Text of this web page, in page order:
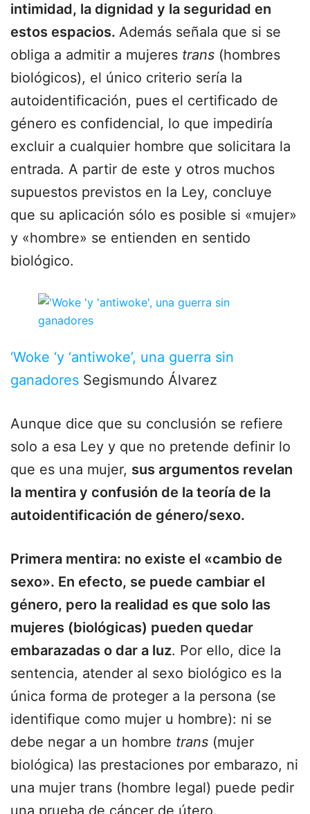
intimidad, la dignidad y la seguridad en
estos espacios. Además señala que si se
obliga a admitir a mujeres trans (hombres
biológicos), el único criterio sería la
autoidentificación, pues el certificado de
género es confidencial, lo que impediría
excluir a cualquier hombre que solicitara la
entrada. A partir de este y otros muchos
supuestos previstos en la Ley, concluye
que su aplicación sólo es posible si «mujer»
y «hombre» se entienden en sentido
biológico.
‘Woke ‘y ‘antiwoke’, una guerra sin
ganadores Segismundo Álvarez
Aunque dice que su conclusión se refiere
solo a esa Ley y que no pretende definir lo
que es una mujer, sus argumentos revelan
la mentira y confusión de la teoría de la
autoidentificación de género/sexo.
Primera mentira: no existe el «cambio de
sexo». En efecto, se puede cambiar el
género, pero la realidad es que solo las
mujeres (biológicas) pueden quedar
embarazadas o dar a luz. Por ello, dice la
sentencia, atender al sexo biológico es la
única forma de proteger a la persona (se
identifique como mujer u hombre): ni se
debe negar a un hombre trans (mujer
biológica) las prestaciones por embarazo, ni
una mujer trans (hombre legal) puede pedir
una prueba de cáncer de útero.